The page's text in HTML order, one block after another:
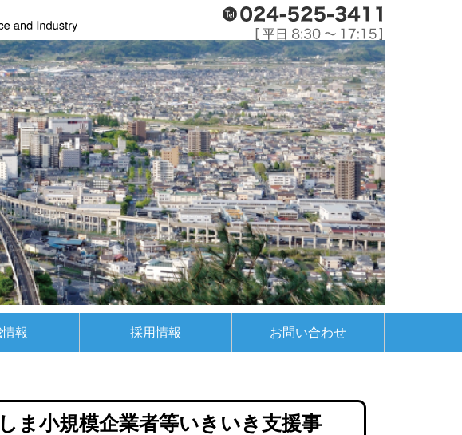
報 採用情報 お問い合わせ
ま小規模企業者等いきいき支援事